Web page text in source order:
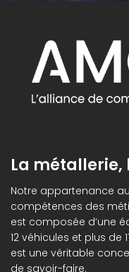
La métallerie,
Notre appartenance
compétences des
est composée d’une
12 véhicules et plus de
est une véritable
de savoir-faire.